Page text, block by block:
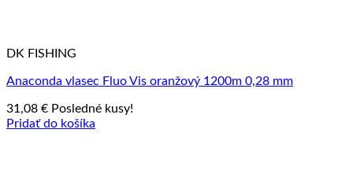
DK FISHING
Anaconda vlasec Fluo Vis oranžový 1200m 0,28 mm
31,08 € Posledné kusy!
Pridať do košíka